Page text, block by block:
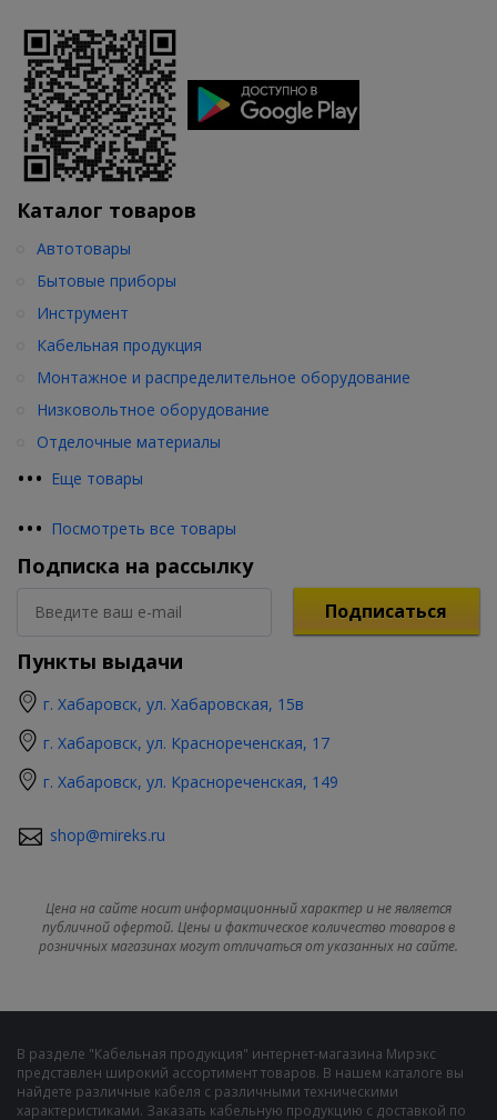
Каталог товаров
••• Еще товары
Автотовары
Бытовые приборы
Инструмент
Кабельная продукция
Монтажное и распределительное оборудование
Низковольтное оборудование
Отделочные материалы
••• Посмотреть все товары
Подписка на рассылку
Подписаться
Пункты выдачи
г. Хабаровск, ул. Хабаровская, 15в
г. Хабаровск, ул. Краснореченская, 17
г. Хабаровск, ул. Краснореченская, 149
shop@mireks.ru
Цена на сайте носит информационный характер и не является
публичной офертой. Цены и фактическое количество товаров в
розничных магазинах могут отличаться от указанных на сайте.
В разделе "Кабельная продукция" интернет-магазина Мирэкс
представлен широкий ассортимент товаров. В нашем каталоге вы
найдете различные кабеля с различными техническими
характеристиками. Заказать кабельную продукцию с доставкой по